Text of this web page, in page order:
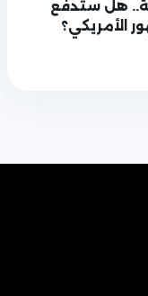
هل ستدفع
الأمريكي؟